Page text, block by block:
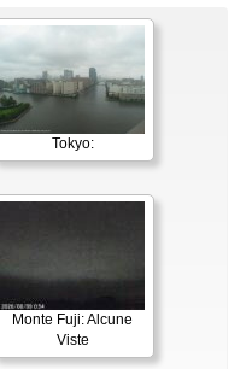
Tokyo:
Monte Fuji: Alcune
Viste